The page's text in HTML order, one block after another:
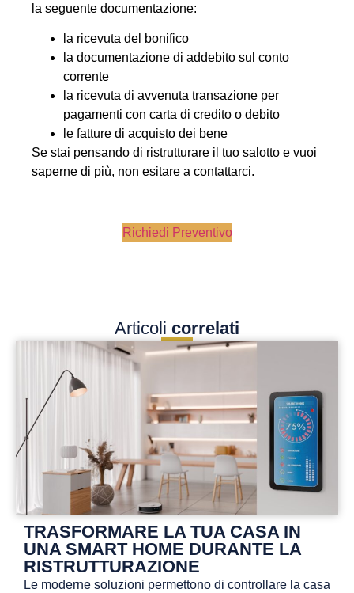
la seguente documentazione:
la ricevuta del bonifico
la documentazione di addebito sul conto
corrente
la ricevuta di avvenuta transazione per
pagamenti con carta di credito o debito
le fatture di acquisto dei bene
Se stai pensando di ristrutturare il tuo salotto e vuoi
saperne di più, non esitare a contattarci.
Richiedi Preventivo
Articoli correlati
TRASFORMARE LA TUA CASA IN
UNA SMART HOME DURANTE LA
RISTRUTTURAZIONE
Le moderne soluzioni permettono di controllare la casa